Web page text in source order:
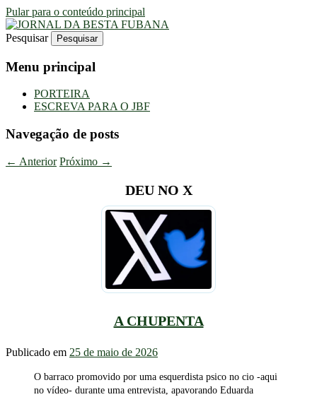
Pular para o conteúdo principal
JORNAL DA BESTA FUBANA
Uma Gazeta Escrota
Pesquisar
Menu principal
PORTEIRA
ESCREVA PARA O JBF
Navegação de posts
← Anterior Próximo →
DEU NO X
A CHUPENTA
Publicado em 25 de maio de 2026
O barraco promovido por uma esquerdista psico no cio -aqui
no vídeo- durante uma entrevista, apavorando Eduarda